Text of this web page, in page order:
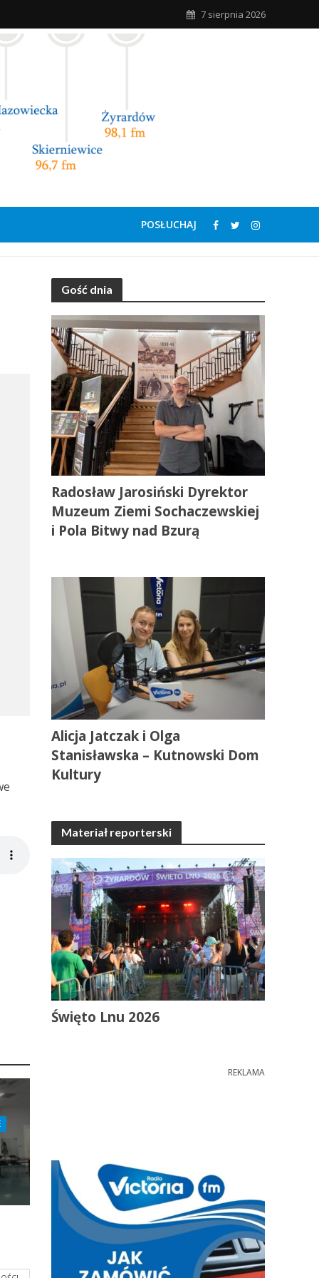
7 sierpnia 2026
POSŁUCHAJ
Gość dnia
Radosław Jarosiński Dyrektor
Muzeum Ziemi Sochaczewskiej
i Pola Bitwy nad Bzurą
Alicja Jatczak i Olga
Stanisławska – Kutnowski Dom
Kultury
Materiał reporterski
Święto Lnu 2026
REKLAMA